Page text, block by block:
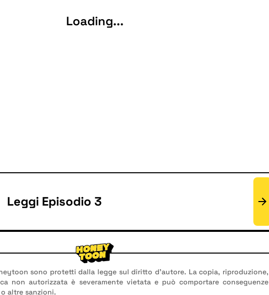
Loading...
Leggi Episodio 3
sono protetti dalla legge sul diritto d'autore. La copia, riproduzione,
non autorizzata è severamente vietata e può comportare conseguenze
altre sanzioni.